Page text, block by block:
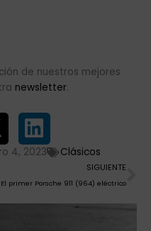
de nuestros mejores
newsletter.
4, 2023 Clásicos
SIGUIENTE
El primer Porsche 911 (964) eléctrico